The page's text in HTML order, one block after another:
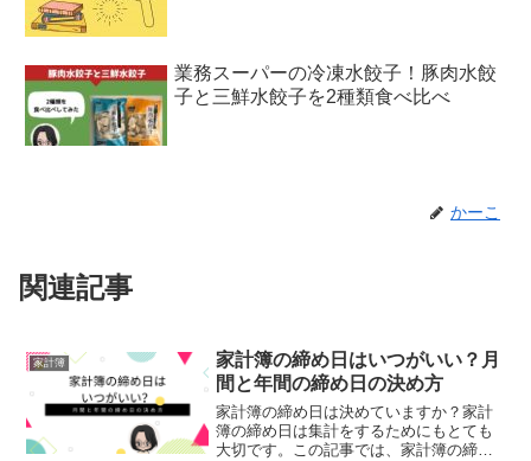
業務スーパーの冷凍水餃子！豚肉水餃
子と三鮮水餃子を2種類食べ比べ
かーこ
関連記事
家計簿
家計簿の締め日はいつがいい？月
間と年間の締め日の決め方
家計簿の締め日は決めていますか？家計
簿の締め日は集計をするためにもとても
大切です。この記事では、家計簿の締め